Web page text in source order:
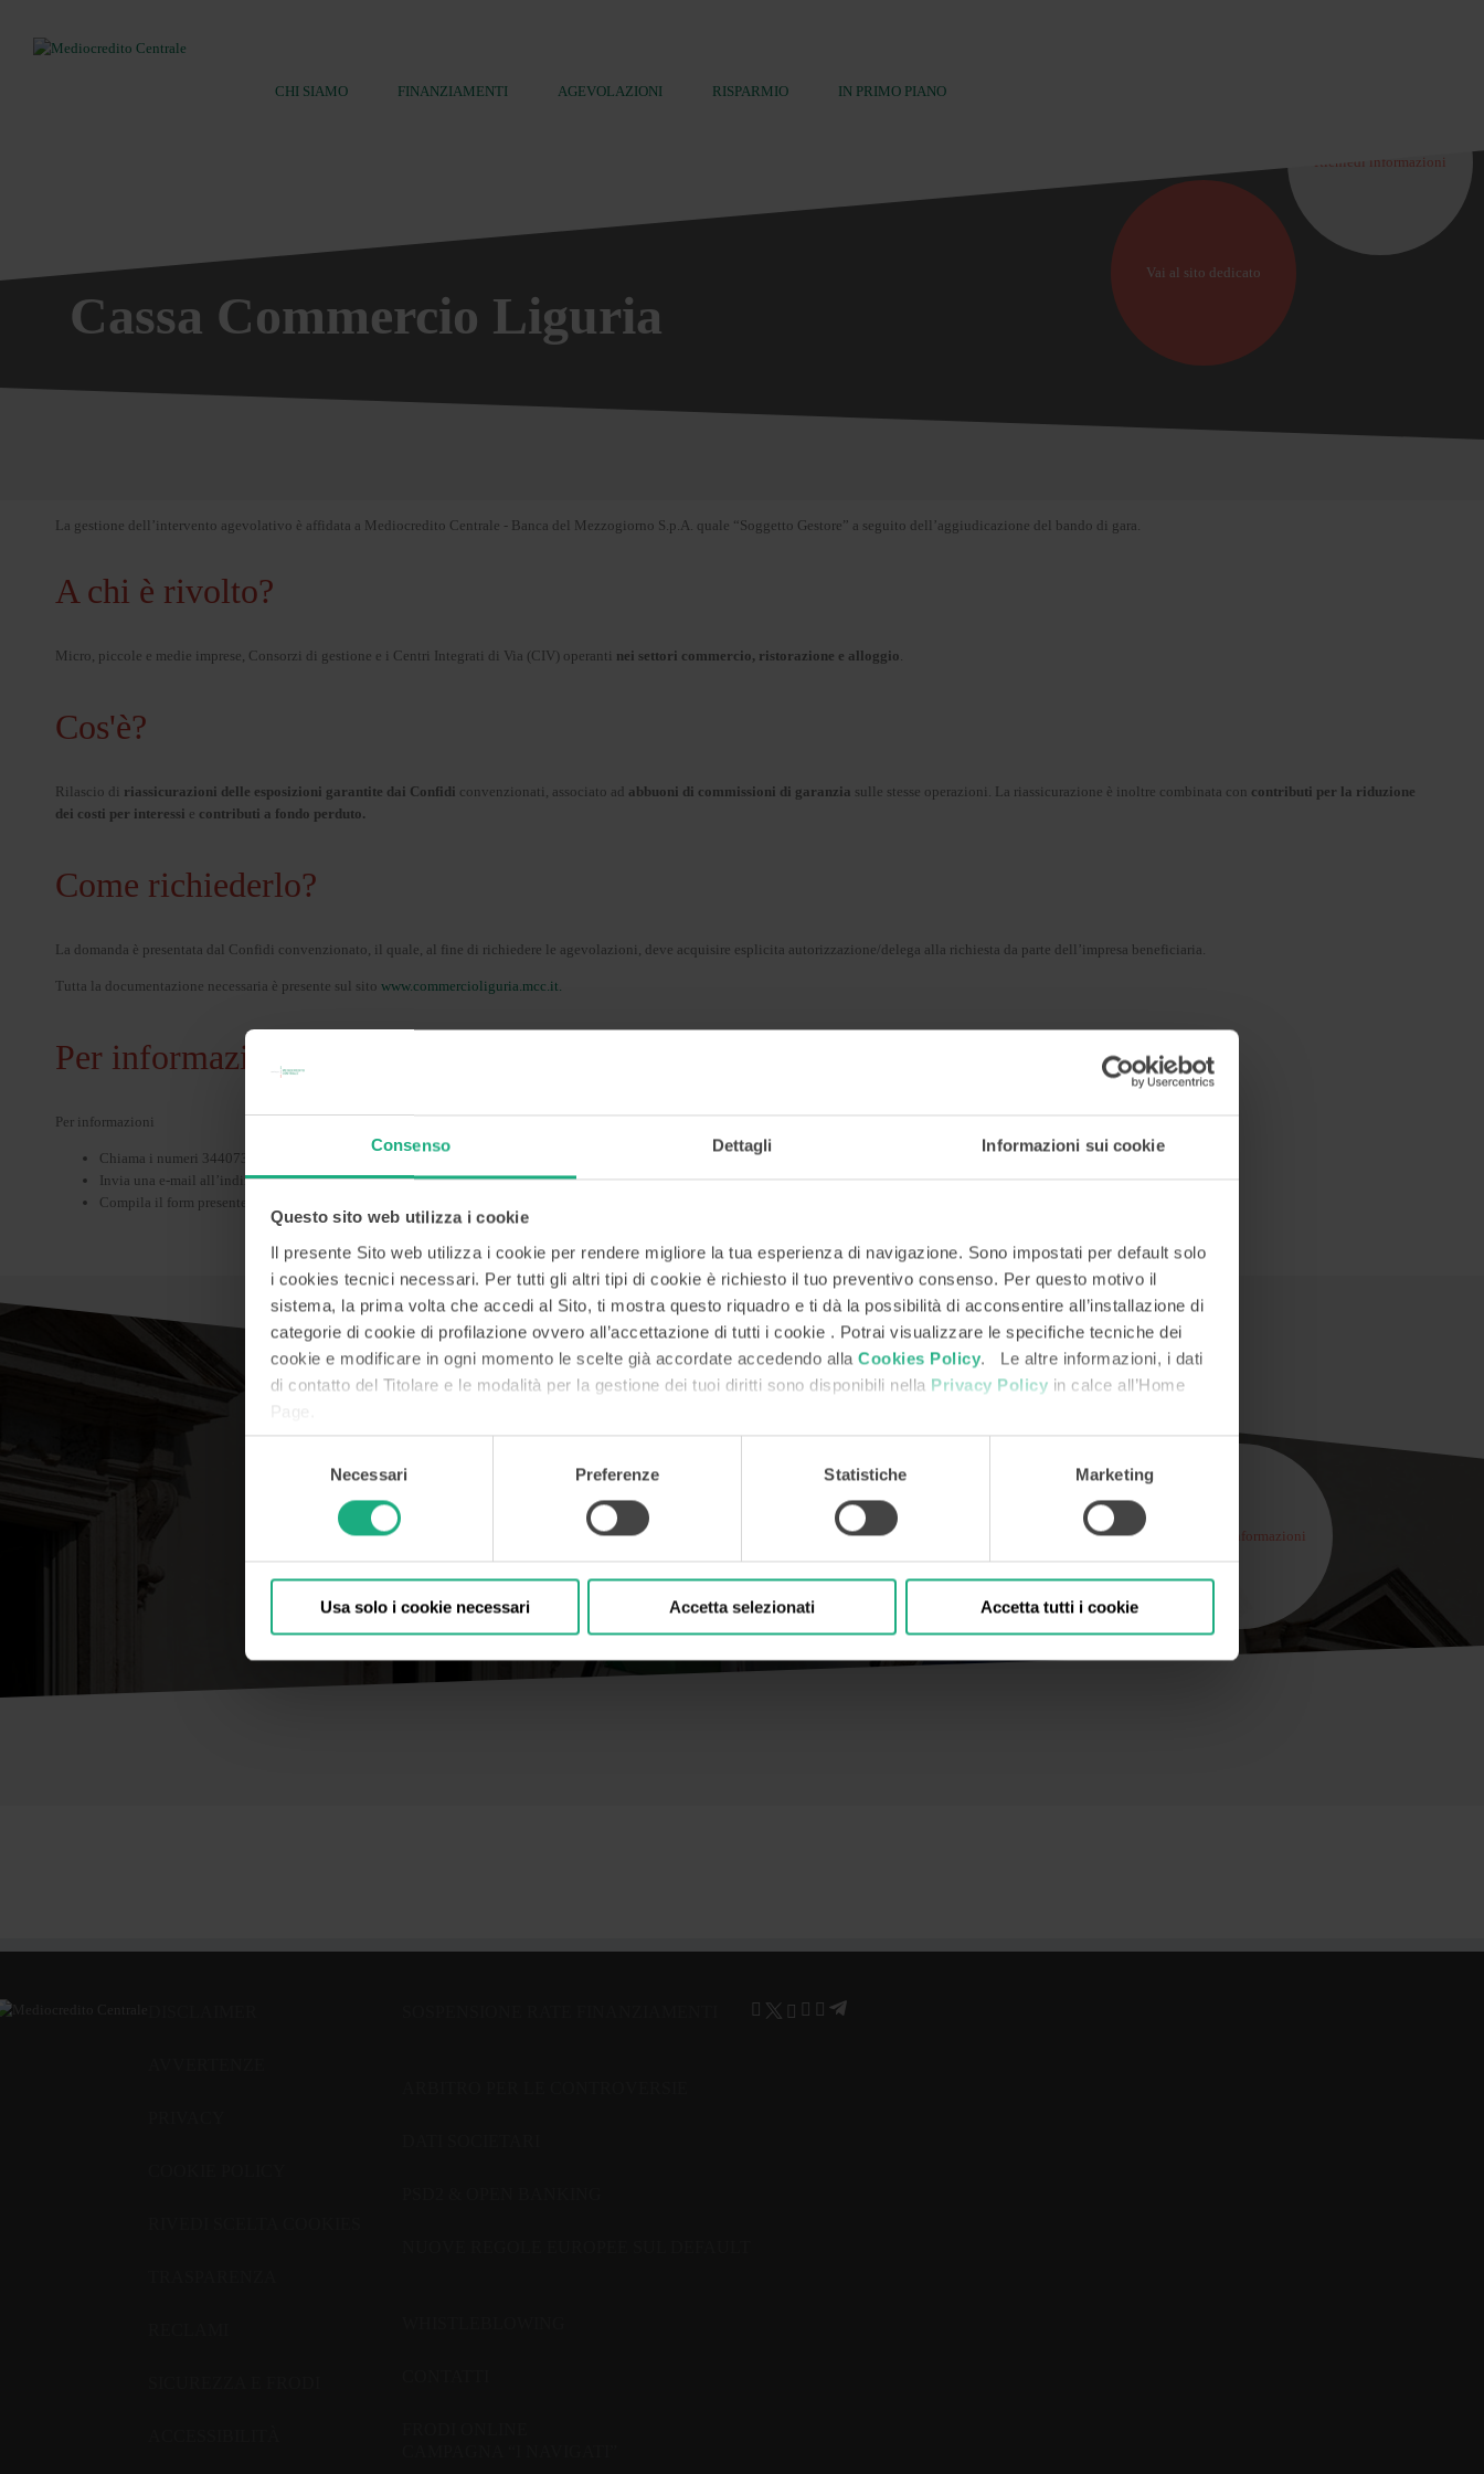
Consenso Dettagli Informazioni sui cookie
Questo sito web utilizza i cookie
Il presente Sito web utilizza i cookie per rendere migliore la tua esperienza di navigazione. Sono impostati per default solo
i cookies tecnici necessari. Per tutti gli altri tipi di cookie è richiesto il tuo preventivo consenso. Per questo motivo il
sistema, la prima volta che accedi al Sito, ti mostra questo riquadro e ti dà la possibilità di acconsentire all’installazione di
categorie di cookie di profilazione ovvero all’accettazione di tutti i cookie . Potrai visualizzare le specifiche tecniche dei
cookie e modificare in ogni momento le scelte già accordate accedendo alla Cookies Policy. Le altre informazioni, i dati
di contatto del Titolare e le modalità per la gestione dei tuoi diritti sono disponibili nella Privacy Policy in calce all’Home
Page.
Necessari Preferenze Statistiche Marketing
Usa solo i cookie necessari Accetta selezionati Accetta tutti i cookie
CHI SIAMO FINANZIAMENTI AGEVOLAZIONI RISPARMIO IN PRIMO PIANO
Cassa Commercio Liguria
Vai al sito dedicato
Richiedi informazioni
La gestione dell’intervento agevolativo è affidata a Mediocredito Centrale - Banca del Mezzogiorno S.p.A. quale “Soggetto Gestore” a seguito dell’aggiudicazione del bando di gara.
A chi è rivolto?
Micro, piccole e medie imprese, Consorzi di gestione e i Centri Integrati di Via (CIV) operanti nei settori commercio, ristorazione e alloggio.
Cos'è?
Rilascio di riassicurazioni delle esposizioni garantite dai Confidi convenzionati, associato ad abbuoni di commissioni di garanzia sulle stesse operazioni. La riassicurazione è inoltre combinata con contributi per la riduzione
dei costi per interessi e contributi a fondo perduto.
Come richiederlo?
La domanda è presentata dal Confidi convenzionato, il quale, al fine di richiedere le agevolazioni, deve acquisire esplicita autorizzazione/delega alla richiesta da parte dell’impresa beneficiaria.
Tutta la documentazione necessaria è presente sul sito www.commercioliguria.mcc.it.
Per informazioni
Per informazioni
Chiama i numeri 3440732800 – 3470874408 disponibili dal lunedì al giovedì dalle 9:00 alle 17:00 ed il venerdì dalle 9:00 alle 13:00
Invia una e-mail all’indirizzo info_ccl-gal@mcc.it
Compila il form presente nella
Vai al sito dedicato
Richiedi informazioni